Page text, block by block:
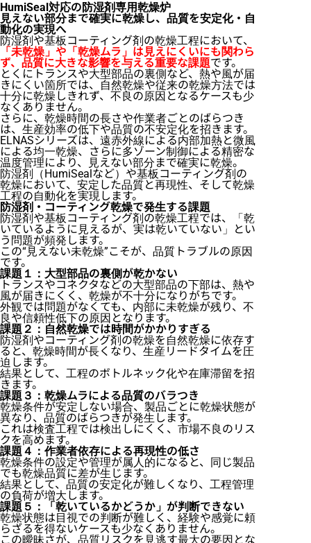
HumiSeal対応の防湿剤専用乾燥炉
見えない部分まで確実に乾燥し、品質を安定化・自
動化の実現へ
防湿剤や基板コーティング剤の乾燥工程において、
「未乾燥」や「乾燥ムラ」は見えにくいにも関わら
ず、品質に大きな影響を与える重要な課題です。
とくにトランスや大型部品の裏側など、熱や風が届
きにくい箇所では、自然乾燥や従来の乾燥方法では
十分に乾燥しきれず、不良の原因となるケースも少
なくありません。
さらに、乾燥時間の長さや作業者ごとのばらつき
は、生産効率の低下や品質の不安定化を招きます。
ELNASシリーズは、遠赤外線による内部加熱と微風
による均一乾燥、さらに多ゾーン制御による精密な
温度管理により、見えない部分まで確実に乾燥。
防湿剤（HumiSealなど）や基板コーティング剤の
乾燥において、安定した品質と再現性、そして乾燥
工程の自動化を実現します。
防湿剤・コーティング乾燥で発生する課題
防湿剤や基板コーティング剤の乾燥工程では、「乾
いているように見えるが、実は乾いていない」とい
う問題が頻発します。
この“見えない未乾燥”こそが、品質トラブルの原因
です。
課題１：大型部品の裏側が乾かない
トランスやコネクタなどの大型部品の下部は、熱や
風が届きにくく、乾燥が不十分になりがちです。
外観では問題がなくても、内部に未乾燥が残り、不
良や信頼性低下の原因となります。
課題２：自然乾燥では時間がかかりすぎる
防湿剤やコーティング剤の乾燥を自然乾燥に依存す
ると、乾燥時間が長くなり、生産リードタイムを圧
迫します。
結果として、工程のボトルネック化や在庫滞留を招
きます。
課題３：乾燥ムラによる品質のバラつき
乾燥条件が安定しない場合、製品ごとに乾燥状態が
異なり、品質のばらつきが発生します。
これは検査工程では検出しにくく、市場不良のリス
クを高めます。
課題４：作業者依存による再現性の低さ
乾燥条件の設定や管理が属人的になると、同じ製品
でも乾燥品質に差が生じます。
結果として、品質の安定化が難しくなり、工程管理
の負荷が増大します。
課題５：「乾いているかどうか」が判断できない
乾燥状態は目視での判断が難しく、経験や感覚に頼
らざるを得ないケースも少なくありません。
この曖昧さが、品質リスクを見逃す最大の要因とな